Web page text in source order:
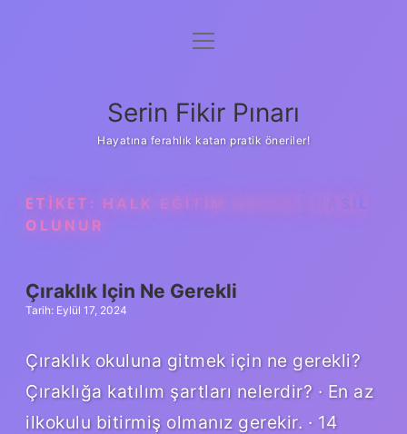
Gizlilik Politikası
Yasal Uyarı
menüyü
Serin Fikir Pınarı
Hayatına ferahlık katan pratik öneriler!
ETIKET: HALK EĞITIM HOCASI NASIL
OLUNUR
Çıraklık Için Ne Gerekli
Tarih: Eylül 17, 2024
Çıraklık okuluna gitmek için ne gerekli?
Çıraklığa katılım şartları nelerdir? · En az
ilkokulu bitirmiş olmanız gerekir. · 14